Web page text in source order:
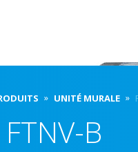
UNITÉ MURALE
B